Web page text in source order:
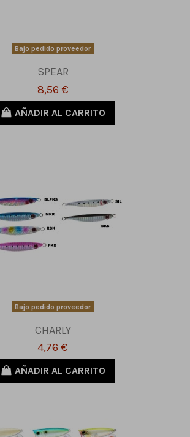
Bajo pedido proveedor
SPEAR
8,56 €
AÑADIR AL CARRITO
Bajo pedido proveedor
CHARLY
4,76 €
AÑADIR AL CARRITO